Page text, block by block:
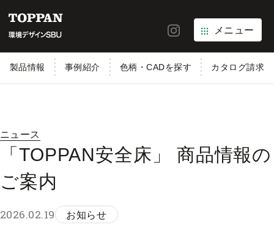
メニュー
製品情報 事例紹介 色柄・CADを探す カタログ請求
ニュース
「TOPPAN安全床」 商品情報の
ご案内
2026.02.19 お知らせ